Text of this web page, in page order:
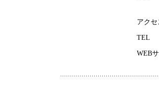
アクセ
TEL
WEB